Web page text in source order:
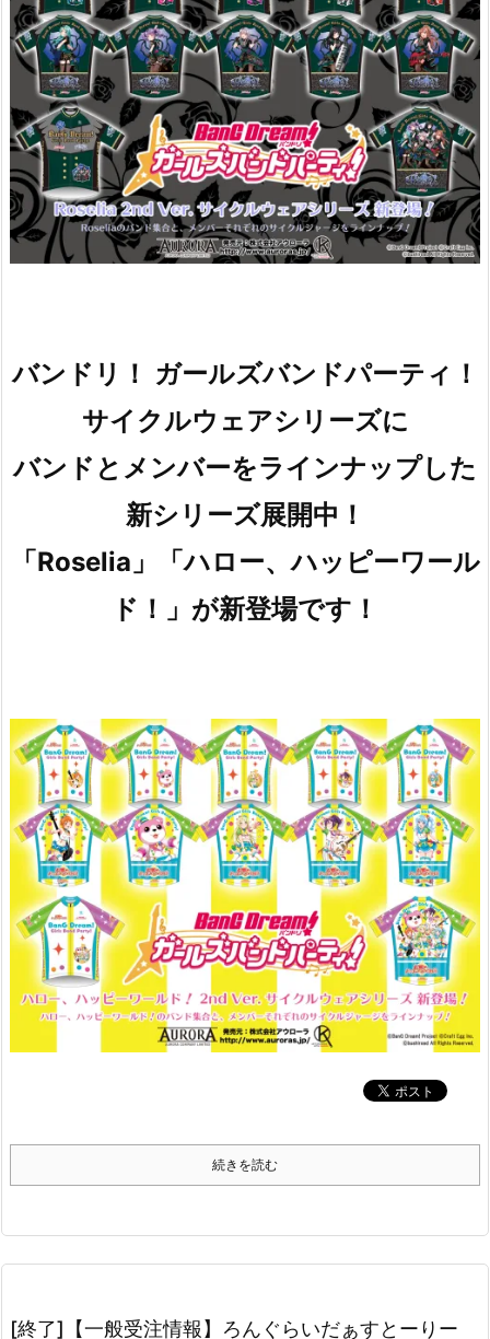
バンドリ！ ガールズバンドパーティ！
サイクルウェアシリーズに
バンドとメンバーをラインナップした
新シリーズ展開中！
「Roselia」「ハロー、ハッピーワール
ド！」が新登場です！
続きを読む
[終了]【一般受注情報】ろんぐらいだぁすとーりー